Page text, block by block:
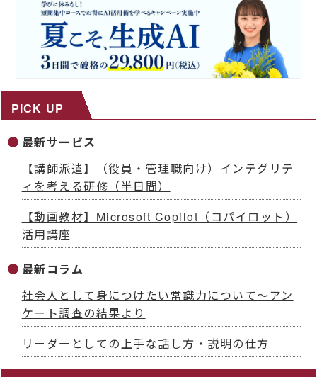
PICK UP
最新サービス
【講師派遣】（役員・管理職向け）インテグリテ
ィを考える研修（半日間）
【動画教材】Microsoft Copilot（コパイロット）
活用講座
最新コラム
社会人として身につけたい常識力について～アン
ケート調査の結果より
リーダーとしての上手な話し方・説明の仕方